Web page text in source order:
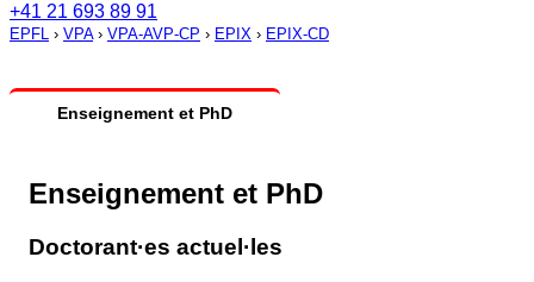
+41 21 693 89 91
EPFL › VPA› VPA-AVP-CP › EPIX › EPIX-CD
Enseignement et PhD
Enseignement et PhD
Doctorant·es actuel·les